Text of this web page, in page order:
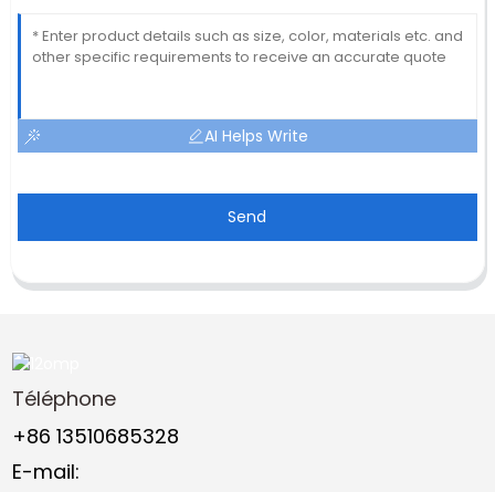
AI Helps Write
Send
Téléphone
+86 13510685328
E-mail: